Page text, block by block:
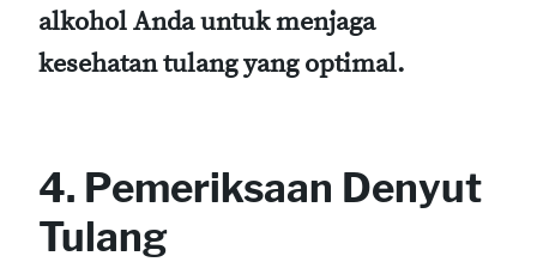
alkohol Anda untuk menjaga
kesehatan tulang yang optimal.
4. Pemeriksaan Denyut
Tulang